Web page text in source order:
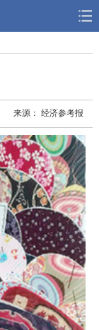
思想
来源： 经济参考报